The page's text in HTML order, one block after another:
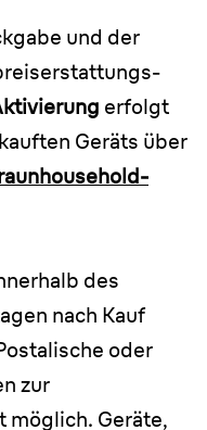
und der
erfolgt
Geräts über
des
nach Kauf
oder
zur
möglich. Geräte,